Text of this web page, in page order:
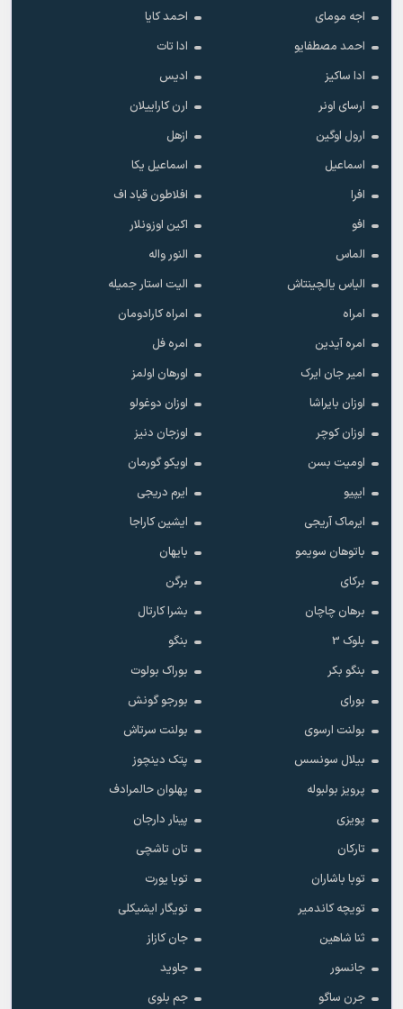
اجه مومای
احمد کایا
احمد مصطفایو
ادا تات
ادا ساکیز
ادیس
ارسای اونر
ارن کاراییلان
ارول اوگین
ازهل
اسماعیل
اسماعیل یکا
افرا
افلاطون قباد اف
افو
اکین اوزونلار
الماس
النور واله
الیاس یالچینتاش
الیت استار جمیله
امراه
امراه کارادومان
امره آیدین
امره فل
امیر جان ایرک
اورهان اولمز
اوزان بایراشا
اوزان دوغولو
اوزان کوچر
اوزجان دنیز
اومیت بسن
اویکو گورمان
ایپیو
ایرم دریجی
ایرماک آریجی
ایشین کاراجا
باتوهان سویمو
بایهان
برکای
برگن
برهان چاچان
بشرا کارتال
بلوک 3
بنگو
بنگو بکر
بوراک بولوت
بورای
بورجو گونش
بولنت ارسوی
بولنت سرتاش
بیلال سونسس
پتک دینچوز
پرویز بولبوله
پهلوان حالمرادف
پویزی
پینار دارجان
تارکان
تان تاشچی
توبا باشاران
توبا یورت
تویچه کاندمیر
تویگار ایشیکلی
ثنا شاهین
جان کازاز
جانسور
جاوید
جرن ساگو
جم بلوی